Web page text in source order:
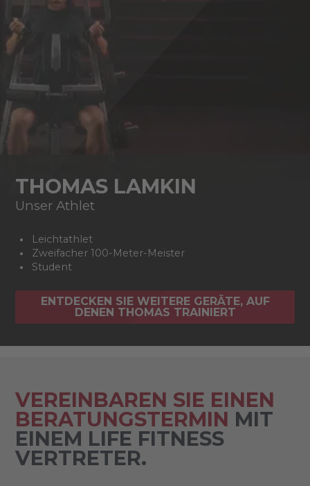
THOMAS LAMKIN
Unser Athlet
Leichtathlet
Zweifacher 100-Meter-Meister
Student
ENTDECKEN SIE WEITERE GERÄTE, AUF
DENEN THOMAS TRAINIERT
VEREINBAREN SIE EINEN
BERATUNGSTERMIN MIT
EINEM LIFE FITNESS
VERTRETER.